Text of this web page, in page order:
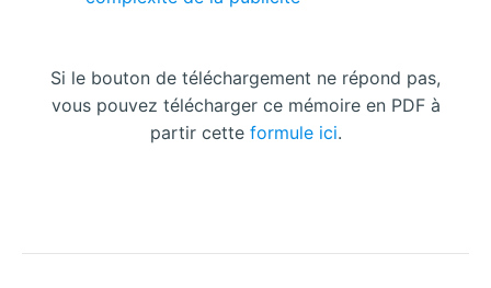
Si le bouton de téléchargement ne répond pas,
vous pouvez télécharger ce mémoire en PDF à
partir cette formule ici.